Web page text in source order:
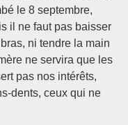
le 8 septembre,
il ne faut pas baisser
bras, ni tendre la main
ne servira que les
pas nos intérêts,
dents, ceux qui ne